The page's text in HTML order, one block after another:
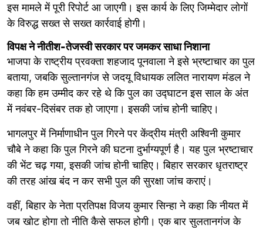
इस मामले में पूरी रिपोर्ट आ जाएगी। इस कार्य के लिए जिम्मेदार लोगों
के विरुद्ध सख्त से सख्त कार्रवाई होगी।
विपक्ष ने नीतीश-तेजस्वी सरकार पर जमकर साधा निशाना
भाजपा के राष्ट्रीय प्रवक्ता शहजाद पूनवाला ने इसे भ्रष्टाचार का पुल
बताया, जबकि सुल्तानगंज से जदयू विधायक ललित नारायण मंडल ने
कहा कि हम उम्मीद कर रहे थे कि पुल का उद्घाटन इस साल के अंत
में नवंबर-दिसंबर तक हो जाएगा। इसकी जांच होनी चाहिए।
भागलपुर में निर्माणाधीन पुल गिरने पर केंद्रीय मंत्री अश्विनी कुमार
चौबे ने कहा कि पुल गिरने की घटना दुर्भाग्यपूर्ण है। यह पुल भ्रष्टाचार
की भेंट चढ़ गया, इसकी जांच होनी चाहिए। बिहार सरकार धृतराष्ट्र
की तरह आंख बंद न कर सभी पुल की सुरक्षा जांच कराएं।
वहीं, बिहार के नेता प्रतिपक्ष विजय कुमार सिन्हा ने कहा कि नीयत में
जब खोट होगा तो नीति कैसे सफल होगी। एक बार सुलतानगंज के